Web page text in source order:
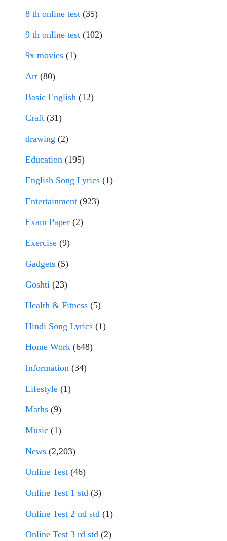
8 th online test (35)
9 th online test (102)
9x movies (1)
Art (80)
Basic English (12)
Craft (31)
drawing (2)
Education (195)
English Song Lyrics (1)
Entertainment (923)
Exam Paper (2)
Exercise (9)
Gadgets (5)
Goshti (23)
Health & Fitness (5)
Hindi Song Lyrics (1)
Home Work (648)
Information (34)
Lifestyle (1)
Maths (9)
Music (1)
News (2,203)
Online Test (46)
Online Test 1 std (3)
Online Test 2 nd std (1)
Online Test 3 rd std (2)